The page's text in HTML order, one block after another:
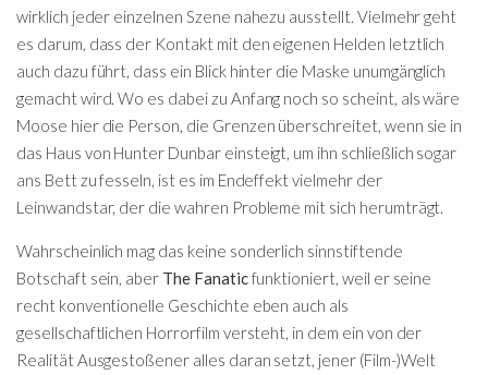
wirklich jeder einzelnen Szene nahezu ausstellt. Vielmehr geht
es darum, dass der Kontakt mit den eigenen Helden letztlich
auch dazu führt, dass ein Blick hinter die Maske unumgänglich
gemacht wird. Wo es dabei zu Anfang noch so scheint, als wäre
Moose hier die Person, die Grenzen überschreitet, wenn sie in
das Haus von Hunter Dunbar einsteigt, um ihn schließlich sogar
ans Bett zu fesseln, ist es im Endeffekt vielmehr der
Leinwandstar, der die wahren Probleme mit sich herumträgt.
Wahrscheinlich mag das keine sonderlich sinnstiftende
Botschaft sein, aber The Fanaticfunktioniert, weil er seine
recht konventionelle Geschichte eben auch als
gesellschaftlichen Horrorfilm versteht, in dem ein von der
Realität Ausgestoßener alles daran setzt, jener (Film-)Welt